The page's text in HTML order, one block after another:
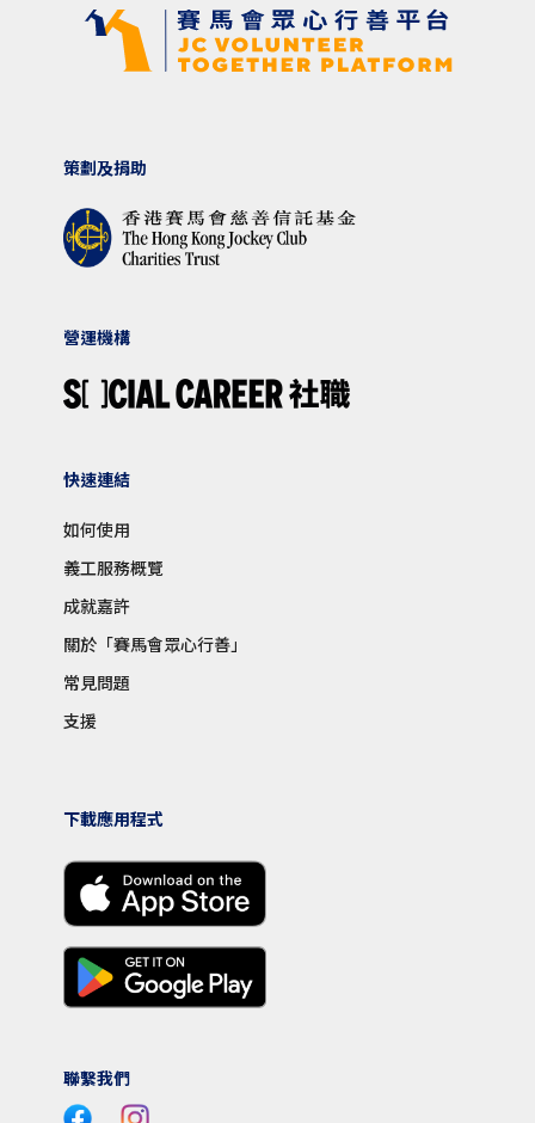
策劃及捐助
營運機構
快速連結
如何使用
義工服務概覽
成就嘉許
關於「賽馬會眾心行善」
常見問題
支援
下載應用程式
聯繫我們